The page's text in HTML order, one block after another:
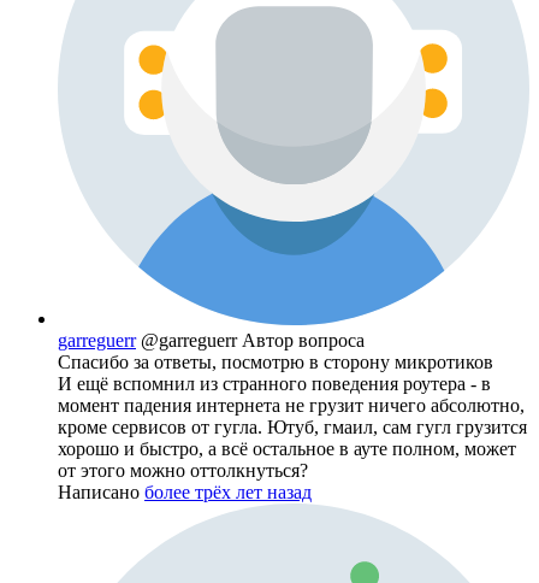
garreguerr @garreguerr Автор вопроса
Спасибо за ответы, посмотрю в сторону микротиков
И ещё вспомнил из странного поведения роутера - в
момент падения интернета не грузит ничего абсолютно,
кроме сервисов от гугла. Ютуб, гмаил, сам гугл грузится
хорошо и быстро, а всё остальное в ауте полном, может
от этого можно оттолкнуться?
Написано более трёх лет назад